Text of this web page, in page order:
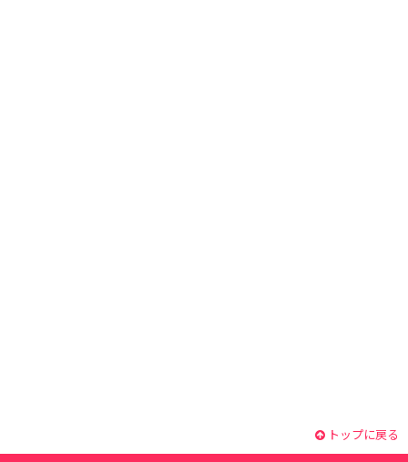
トップに戻る